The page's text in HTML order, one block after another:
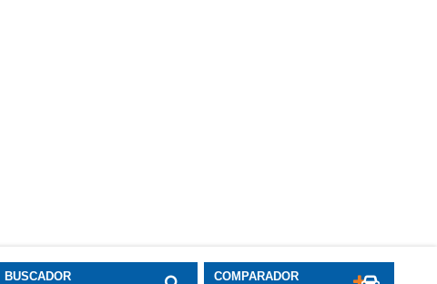
BUSCADOR COMPARADOR